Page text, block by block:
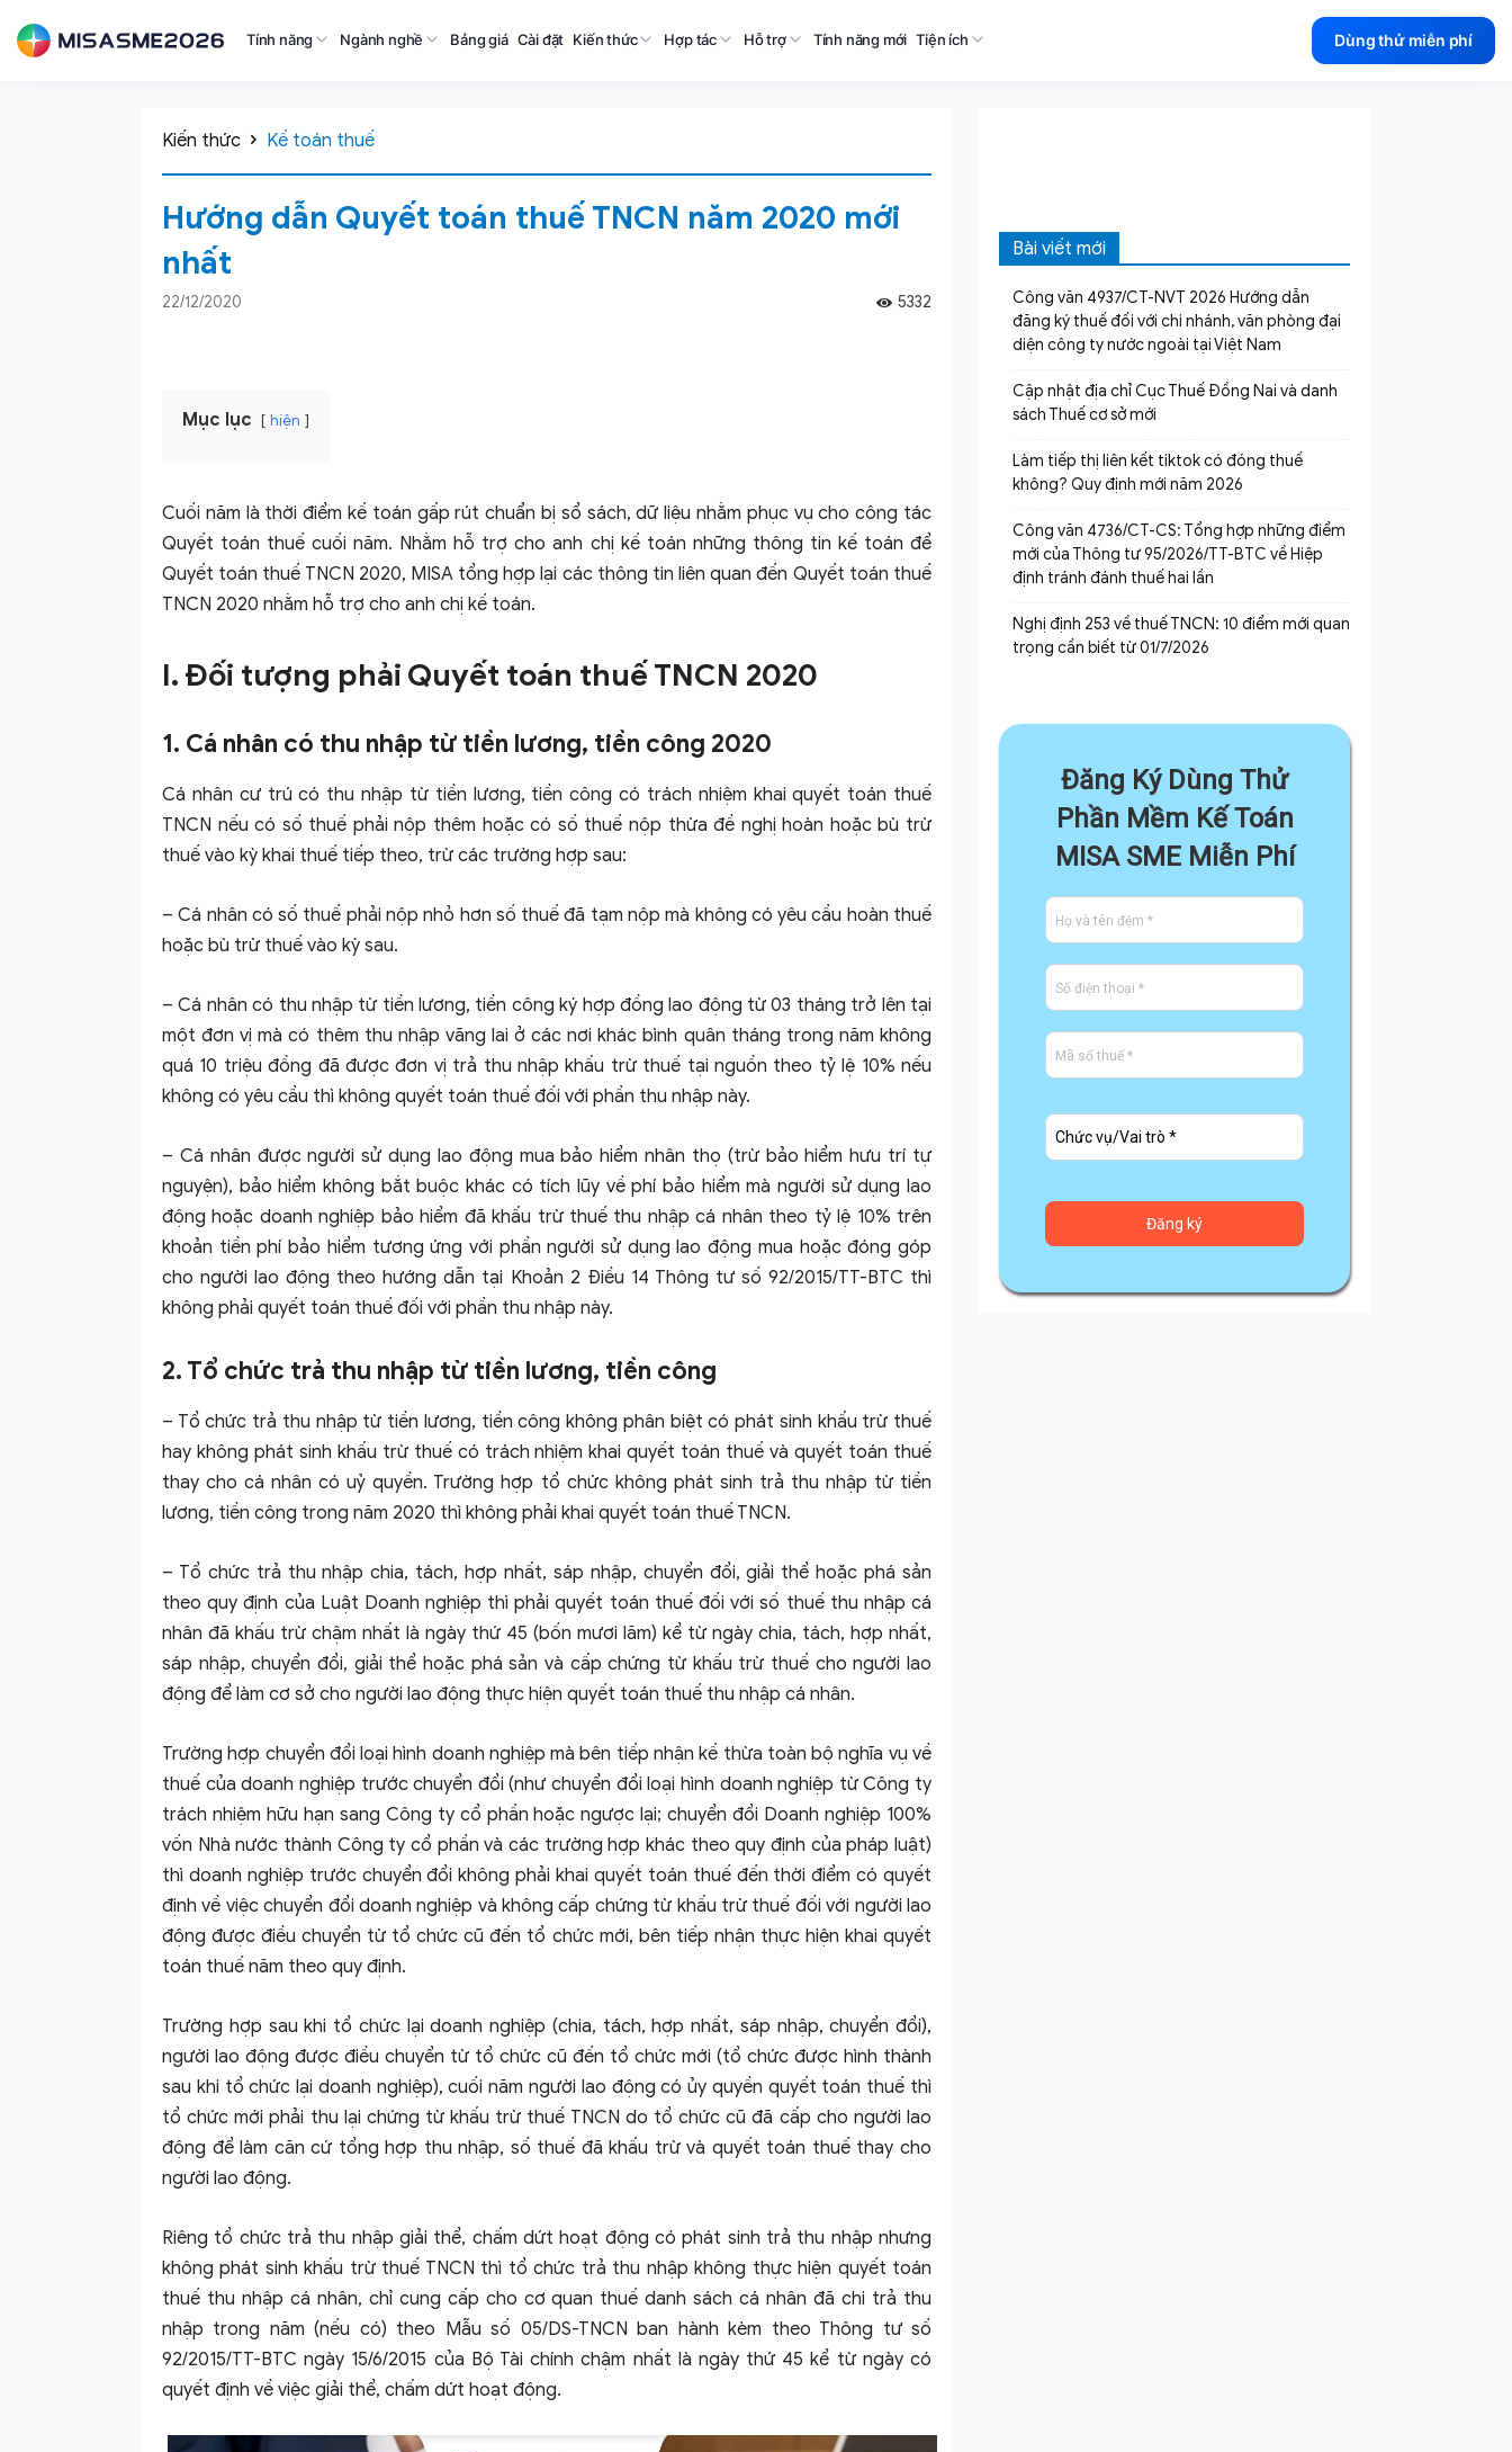
Tính năng Ngành nghề Bảng giá Cài đặt Kiến thức Hợp tác Hỗ trợ Tính năng mới Tiện ích Dùng thử miễn phí
Kiến thức Kế toán thuế
Hướng dẫn Quyết toán thuế TNCN năm 2020 mới
nhất
22/12/2020 5332
Mục lục hiện
Cuối năm là thời điểm kế toán gấp rút chuẩn bị sổ sách, dữ liệu nhằm phục vụ cho công tác
Quyết toán thuế cuối năm. Nhằm hỗ trợ cho anh chị kế toán những thông tin kế toán để
Quyết toán thuế TNCN 2020, MISA tổng hợp lại các thông tin liên quan đến Quyết toán thuế
TNCN 2020 nhằm hỗ trợ cho anh chị kế toán.
I. Đối tượng phải Quyết toán thuế TNCN 2020
1. Cá nhân có thu nhập từ tiền lương, tiền công 2020
Cá nhân cư trú có thu nhập từ tiền lương, tiền công có trách nhiệm khai quyết toán thuế
TNCN nếu có số thuế phải nộp thêm hoặc có số thuế nộp thừa đề nghị hoàn hoặc bù trừ
thuế vào kỳ khai thuế tiếp theo, trừ các trường hợp sau:
– Cá nhân có số thuế phải nộp nhỏ hơn số thuế đã tạm nộp mà không có yêu cầu hoàn thuế
hoặc bù trừ thuế vào kỳ sau.
– Cá nhân có thu nhập từ tiền lương, tiền công ký hợp đồng lao động từ 03 tháng trở lên tại
một đơn vị mà có thêm thu nhập vãng lai ở các nơi khác bình quân tháng trong năm không
quá 10 triệu đồng đã được đơn vị trả thu nhập khấu trừ thuế tại nguồn theo tỷ lệ 10% nếu
không có yêu cầu thì không quyết toán thuế đối với phần thu nhập này.
– Cá nhân được người sử dụng lao động mua bảo hiểm nhân thọ (trừ bảo hiểm hưu trí tự
nguyện), bảo hiểm không bắt buộc khác có tích lũy về phí bảo hiểm mà người sử dụng lao
động hoặc doanh nghiệp bảo hiểm đã khấu trừ thuế thu nhập cá nhân theo tỷ lệ 10% trên
khoản tiền phí bảo hiểm tương ứng với phần người sử dụng lao động mua hoặc đóng góp
cho người lao động theo hướng dẫn tại Khoản 2 Điều 14 Thông tư số 92/2015/TT-BTC thì
không phải quyết toán thuế đối với phần thu nhập này.
2. Tổ chức trả thu nhập từ tiền lương, tiền công
– Tổ chức trả thu nhập từ tiền lương, tiền công không phân biệt có phát sinh khấu trừ thuế
hay không phát sinh khấu trừ thuế có trách nhiệm khai quyết toán thuế và quyết toán thuế
thay cho cá nhân có uỷ quyền. Trường hợp tổ chức không phát sinh trả thu nhập từ tiền
lương, tiền công trong năm 2020 thì không phải khai quyết toán thuế TNCN.
– Tổ chức trả thu nhập chia, tách, hợp nhất, sáp nhập, chuyển đổi, giải thể hoặc phá sản
theo quy định của Luật Doanh nghiệp thì phải quyết toán thuế đối với số thuế thu nhập cá
nhân đã khấu trừ chậm nhất là ngày thứ 45 (bốn mươi lăm) kể từ ngày chia, tách, hợp nhất,
sáp nhập, chuyển đổi, giải thể hoặc phá sản và cấp chứng từ khấu trừ thuế cho người lao
động để làm cơ sở cho người lao động thực hiện quyết toán thuế thu nhập cá nhân.
Trường hợp chuyển đổi loại hình doanh nghiệp mà bên tiếp nhận kế thừa toàn bộ nghĩa vụ về
thuế của doanh nghiệp trước chuyển đổi (như chuyển đổi loại hình doanh nghiệp từ Công ty
trách nhiệm hữu hạn sang Công ty cổ phần hoặc ngược lại; chuyển đổi Doanh nghiệp 100%
vốn Nhà nước thành Công ty cổ phần và các trường hợp khác theo quy định của pháp luật)
thì doanh nghiệp trước chuyển đổi không phải khai quyết toán thuế đến thời điểm có quyết
định về việc chuyển đổi doanh nghiệp và không cấp chứng từ khấu trừ thuế đối với người lao
động được điều chuyển từ tổ chức cũ đến tổ chức mới, bên tiếp nhận thực hiện khai quyết
toán thuế năm theo quy định.
Trường hợp sau khi tổ chức lại doanh nghiệp (chia, tách, hợp nhất, sáp nhập, chuyển đổi),
người lao động được điều chuyển từ tổ chức cũ đến tổ chức mới (tổ chức được hình thành
sau khi tổ chức lại doanh nghiệp), cuối năm người lao động có ủy quyền quyết toán thuế thì
tổ chức mới phải thu lại chứng từ khấu trừ thuế TNCN do tổ chức cũ đã cấp cho người lao
động để làm căn cứ tổng hợp thu nhập, số thuế đã khấu trừ và quyết toán thuế thay cho
người lao động.
Riêng tổ chức trả thu nhập giải thể, chấm dứt hoạt động có phát sinh trả thu nhập nhưng
không phát sinh khấu trừ thuế TNCN thì tổ chức trả thu nhập không thực hiện quyết toán
thuế thu nhập cá nhân, chỉ cung cấp cho cơ quan thuế danh sách cá nhân đã chi trả thu
nhập trong năm (nếu có) theo Mẫu số 05/DS-TNCN ban hành kèm theo Thông tư số
92/2015/TT-BTC ngày 15/6/2015 của Bộ Tài chính chậm nhất là ngày thứ 45 kể từ ngày có
quyết định về việc giải thể, chấm dứt hoạt động.
Bài viết mới
Công văn 4937/CT-NVT 2026 Hướng dẫn
đăng ký thuế đối với chi nhánh, văn phòng đại
diện công ty nước ngoài tại Việt Nam
Cập nhật địa chỉ Cục Thuế Đồng Nai và danh
sách Thuế cơ sở mới
Làm tiếp thị liên kết tiktok có đóng thuế
không? Quy định mới năm 2026
Công văn 4736/CT-CS: Tổng hợp những điểm
mới của Thông tư 95/2026/TT-BTC về Hiệp
định tránh đánh thuế hai lần
Nghị định 253 về thuế TNCN: 10 điểm mới quan
trọng cần biết từ 01/7/2026
Đăng Ký Dùng Thử
Phần Mềm Kế Toán
MISA SME Miễn Phí